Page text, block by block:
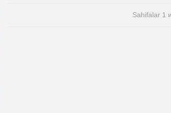
Sahifalar 1